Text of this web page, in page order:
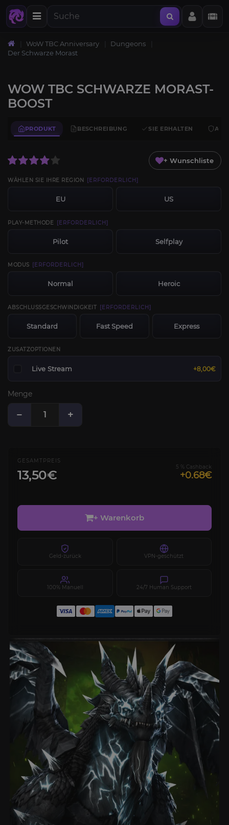
WoW TBC Anniversary
Dungeons
Der Schwarze Morast
WOW TBC SCHWARZE MORAST-
BOOST
PRODUKT BESCHREIBUNG SIE ERHALTEN
+ Wunschliste
WÄHLEN SIE IHRE REGION [ERFORDERLICH]
EU US
PLAY-METHODE [ERFORDERLICH]
Pilot Selfplay
MODUS [ERFORDERLICH]
Normal Heroic
ABSCHLUSSGESCHWINDIGKEIT [ERFORDERLICH]
Standard Fast Speed Express
ZUSATZOPTIONEN
Live Stream +8,00€
Menge
− +
GESAMTPREIS
13,50€
5 % Cashback
+0.68€
+ Warenkorb
Geld-zurück VPN-geschützt
100% Manuell 24/7 Human Support